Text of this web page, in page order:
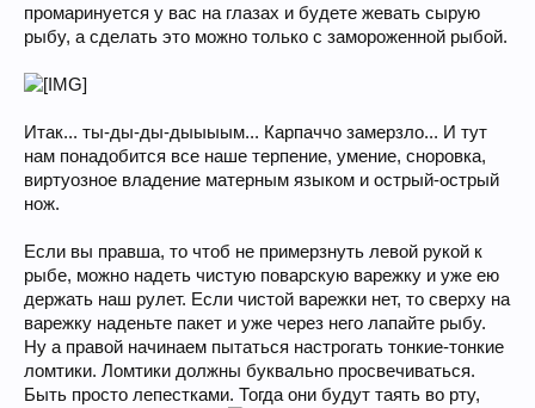
промаринуется у вас на глазах и будете жевать сырую
рыбу, а сделать это можно только с замороженной рыбой.
Итак... ты-ды-ды-дыыыым... Карпаччо замерзло... И тут
нам понадобится все наше терпение, умение, сноровка,
виртуозное владение матерным языком и острый-острый
нож.
Если вы правша, то чтоб не примерзнуть левой рукой к
рыбе, можно надеть чистую поварскую варежку и уже ею
держать наш рулет. Если чистой варежки нет, то сверху на
варежку наденьте пакет и уже через него лапайте рыбу.
Ну а правой начинаем пытаться настрогать тонкие-тонкие
ломтики. Ломтики должны буквально просвечиваться.
Быть просто лепестками. Тогда они будут таять во рту,